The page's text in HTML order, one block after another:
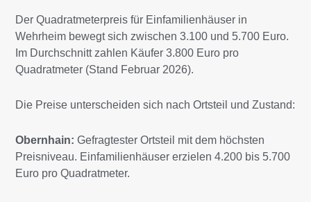
Der Quadratmeterpreis für Einfamilienhäuser in
Wehrheim bewegt sich zwischen 3.100 und 5.700 Euro.
Im Durchschnitt zahlen Käufer 3.800 Euro pro
Quadratmeter (Stand Februar 2026).
Die Preise unterscheiden sich nach Ortsteil und Zustand:
Obernhain: Gefragtester Ortsteil mit dem höchsten
Preisniveau. Einfamilienhäuser erzielen 4.200 bis 5.700
Euro pro Quadratmeter.